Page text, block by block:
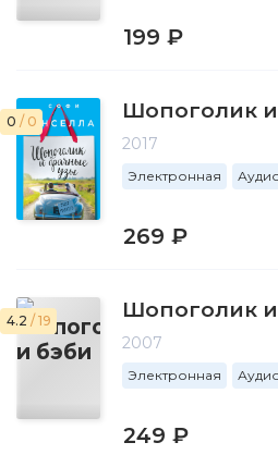
199 ₽
0 / 0 Шопоголик
2017
Электронная
269 ₽
4.2 / 19 Шопоголик
2007
Электронная
249 ₽